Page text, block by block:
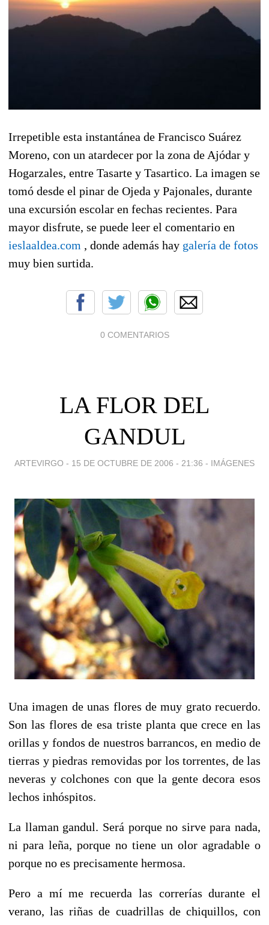
Irrepetible esta instantánea de Francisco Suárez
Moreno, con un atardecer por la zona de Ajódar y
Hogarzales, entre Tasarte y Tasartico. La imagen se
tomó desde el pinar de Ojeda y Pajonales, durante
una excursión escolar en fechas recientes. Para
mayor disfrute, se puede leer el comentario en
ieslaaldea.com , donde además hay galería de fotos
muy bien surtida.
0 COMENTARIOS
LA FLOR DEL
GANDUL
ARTEVIRGO - 15 DE OCTUBRE DE 2006 - 21:36 - IMÁGENES
Una imagen de unas flores de muy grato recuerdo.
Son las flores de esa triste planta que crece en las
orillas y fondos de nuestros barrancos, en medio de
tierras y piedras removidas por los torrentes, de las
neveras y colchones con que la gente decora esos
lechos inhóspitos.
La llaman gandul. Será porque no sirve para nada,
ni para leña, porque no tiene un olor agradable o
porque no es precisamente hermosa.
Pero a mí me recuerda las correrías durante el
verano, las riñas de cuadrillas de chiquillos, con